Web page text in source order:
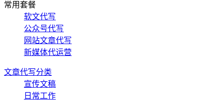
常用套餐
软文代写
公众号代写
网站文章代写
新媒体代运营
文章代写分类
宣传文稿
日常工作